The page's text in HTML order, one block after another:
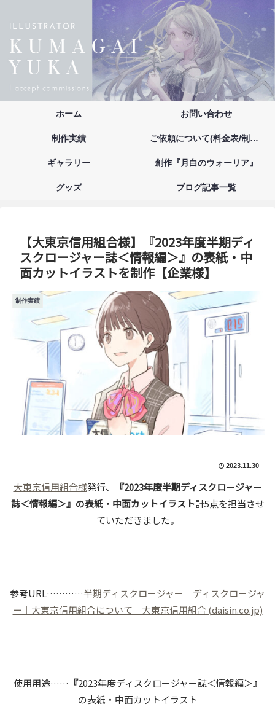
ホーム お問い合わせ
制作実績 ご依頼について(料金表/制作の流れ/注意事項/お支払い方法)
ギャラリー 創作『月白のウォーリア』
グッズ ブログ記事一覧
【大東京信用組合様】『2023年度半期ディ
スクロージャー誌＜情報編＞』の表紙・中
面カットイラストを制作【企業様】
制作実績
2023.11.30
大東京信用組合様発行、
『2023年度半期ディスクロージャー
誌＜情報編＞』の表紙・中面カットイラスト計5点を担当させ
ていただきました。
参考URL…………半期ディスクロージャー｜ディスクロージャ
ー｜大東京信用組合について｜大東京信用組合 (daisin.co.jp)
使用用途…… 『2023年度ディスクロージャー誌＜情報編＞』
の表紙・中面カットイラスト